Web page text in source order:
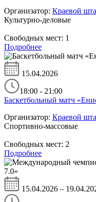
Организатор: Краевой
Культурно-деловые
Свободных мест: 1
Подробнее
15.04.2026
18:00 - 21:00
Баскетбольный матч
Организатор: Краевой
Спортивно-массовые
Свободных мест: 2
Подробнее
15.04.2026 –